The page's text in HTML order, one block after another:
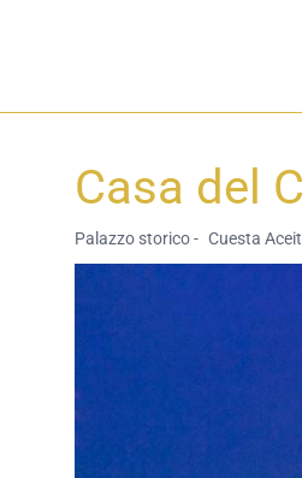
Casa del
Palazzo storico - Cuesta